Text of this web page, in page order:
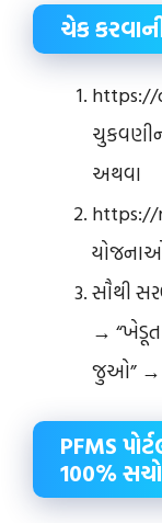
ચેક
https://
અથવા
https://
સૌથી
→ “ખેડૂત
જુઓ” →
PFMS
100%